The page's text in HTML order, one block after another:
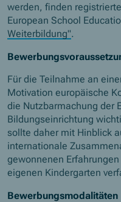
werden, finden
European School
Weiterbildung".
Für die Teilnahme an
Motivation europäische
die Nutzbarmachung der
Bildungseinrichtung
sollte daher mit Hinblick
internationale
gewonnenen
eigenen Kindergarten
Bewerbungsmodalitäten